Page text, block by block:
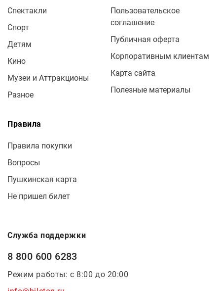
Спектакли
Спорт
Детям
Кино
Музеи и Аттракционы
Разное
Пользовательское
соглашение
Публичная оферта
Корпоративным клиентам
Карта сайта
Полезные материалы
Правила
Правила покупки
Вопросы
Пушкинская карта
Не пришел билет
Служба поддержки
8 800 600 6283
Режим работы: с 8:00 до 20:00